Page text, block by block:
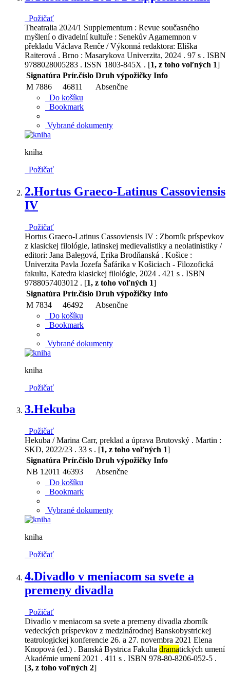
Požičať
Theatralia 2024/1 Supplementum : Revue současného
myšlení o divadelní kultuře : Senekův Agamemnon v
překladu Václava Renče / Výkonná redaktora: Eliška
Raiterová . Brno : Masarykova Univerzita, 2024 . 97 s . ISBN
9788028005283 . ISSN 1803-845X . [1, z toho voľných 1]
Signatúra Prír.číslo Druh výpožičky Info
M 7886
46811
Absenčne
Do košíku
Bookmark
Vybrané dokumenty
kniha
Požičať
2.Hortus Graeco-Latinus Cassoviensis
IV
Požičať
Hortus Graeco-Latinus Cassoviensis IV : Zborník príspevkov
z klasickej filológie, latinskej medievalistiky a neolatinistiky /
editori: Jana Balegová, Erika Brodňanská . Košice :
Univerzita Pavla Jozefa Šafárika v Košiciach - Filozofická
fakulta, Katedra klasickej filológie, 2024 . 421 s . ISBN
9788057403012 . [1, z toho voľných 1]
Signatúra Prír.číslo Druh výpožičky Info
M 7834
46492
Absenčne
Do košíku
Bookmark
Vybrané dokumenty
kniha
Požičať
3.Hekuba
Požičať
Hekuba / Marina Carr, preklad a úprava Brutovský . Martin :
SKD, 2022/23 . 33 s . [1, z toho voľných 1]
Signatúra Prír.číslo Druh výpožičky Info
NB 12011 46393
Absenčne
Do košíku
Bookmark
Vybrané dokumenty
kniha
Požičať
4.Divadlo v meniacom sa svete a
premeny divadla
Požičať
Divadlo v meniacom sa svete a premeny divadla zborník
vedeckých príspevkov z medzinárodnej Banskobystrickej
teatrologickej konferencie 26. a 27. novembra 2021 Elena
Knopová (ed.) . Banská Bystrica Fakulta dramatických umení
Akadémie umení 2021 . 411 s . ISBN 978-80-8206-052-5 .
[3, z toho voľných 2]